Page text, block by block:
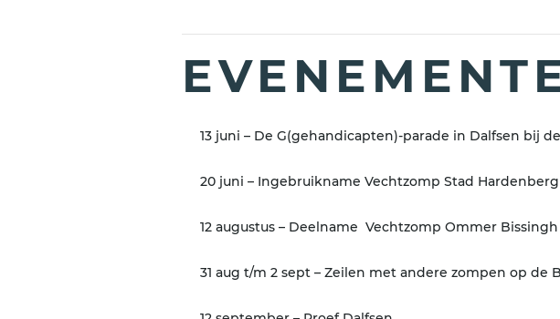
13 juni – De G(gehandicapten)-parade in Dalfsen bij
20 juni – Ingebruikname Vechtzomp Stad Hardenberg
12 augustus – Deelname Vechtzomp Ommer Bissingh
31 aug t/m 2 sept – Zeilen met andere zompen op de